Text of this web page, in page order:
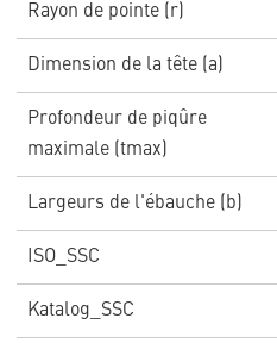
Rayon de pointe (r)
Dimension de la tête (a)
Profondeur de piqûre
maximale (tmax)
Largeurs de l'ébauche (b)
ISO_SSC
Katalog_SSC